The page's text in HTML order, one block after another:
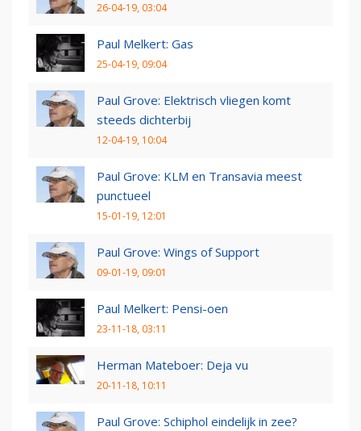
26-04-19, 03:04
Paul Melkert: Gas
25-04-19, 09:04
Paul Grove: Elektrisch vliegen komt
steeds dichterbij
12-04-19, 10:04
Paul Grove: KLM en Transavia meest
punctueel
15-01-19, 12:01
Paul Grove: Wings of Support
09-01-19, 09:01
Paul Melkert: Pensi-oen
23-11-18, 03:11
Herman Mateboer: Deja vu
20-11-18, 10:11
Paul Grove: Schiphol eindelijk in zee?